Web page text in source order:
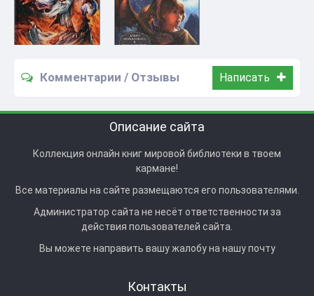
Комментарии / Отзывы Написать
Описание сайта
Коллекция онлайн книг мировой библиотеки в твоем
кармане!
Все материалы на сайте размещаются его пользователями.
Администратор сайта не несёт ответственности за
действия пользователей сайта.
Вы можете направить вашу жалобу на нашу почту
Контакты